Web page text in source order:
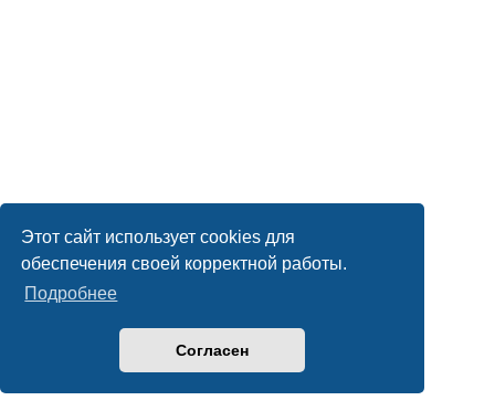
Этот сайт использует cookies для
обеспечения своей корректной работы.
Подробнее
Согласен